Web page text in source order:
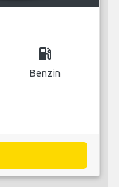
local_gas_station
Benzin